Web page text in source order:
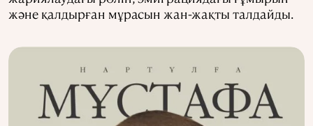
және қалдырған мұрасын жан-жақты талдайды.